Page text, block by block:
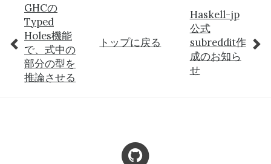
GHCの
Typed
Holes機能
で、式中の
部分の型を
推論させる
トップに戻る
Haskell-jp
公式
subreddit作
成のお知ら
せ